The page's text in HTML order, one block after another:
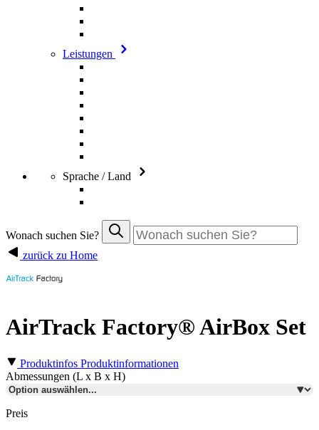
Leistungen
Sprache / Land
Wonach suchen Sie?
zurück zu Home
AirTrack Factory® AirBox Set
Produktinfos Produktinformationen
Abmessungen (L x B x H)
Preis